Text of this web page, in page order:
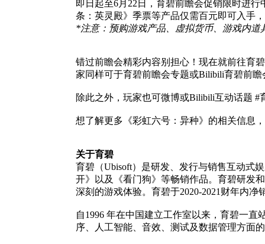
即日起至6月22日，育碧前瞻会促销限时进
条：英灵殿》季票等产品仅需百元即可入手
*注意：预购游戏产品、虚拟货币、游戏内
错过前瞻会精彩内容别担心！现在就前往育
家同样可于育碧前瞻会专题或Bilibili育碧前瞻
除此之外，玩家也可微博或Bilibili互动话题
想了解更多《彩虹六号：异种》的相关信息
关于育碧
育碧（Ubisoft）是研发、发行与销售互动式
开》以及《看门狗》等畅销作品。育碧研发
深刻的游戏体验。育碧于2020-2021财年内净
自1996 年在中国建立工作室以来，育碧一
序、人工智能、音效、测试及数据管理方面